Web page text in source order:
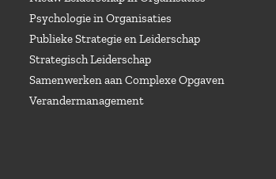
Psychologie in Organisaties
Publieke Strategie en Leiderschap
Strategisch Leiderschap
Samenwerken aan Complexe Opgaven
Verandermanagement